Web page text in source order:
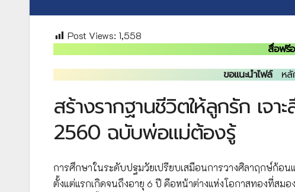
Post Views: 1,558
สื่อฟรี
ขอแนะนำไฟล์
ห
สร้างรากฐานชีวิตให้ลูกรัก เ
2560 ฉบับพ่อแม่ต้องรู้
การศึกษาในระดับปฐมวัยเปรียบเสมือนการวางศิลาฤกษ์ก้อ
ตั้งแต่แรกเกิดจนถึงอายุ 6 ปี คือหน้าต่างแห่งโอกาสทองที่สม